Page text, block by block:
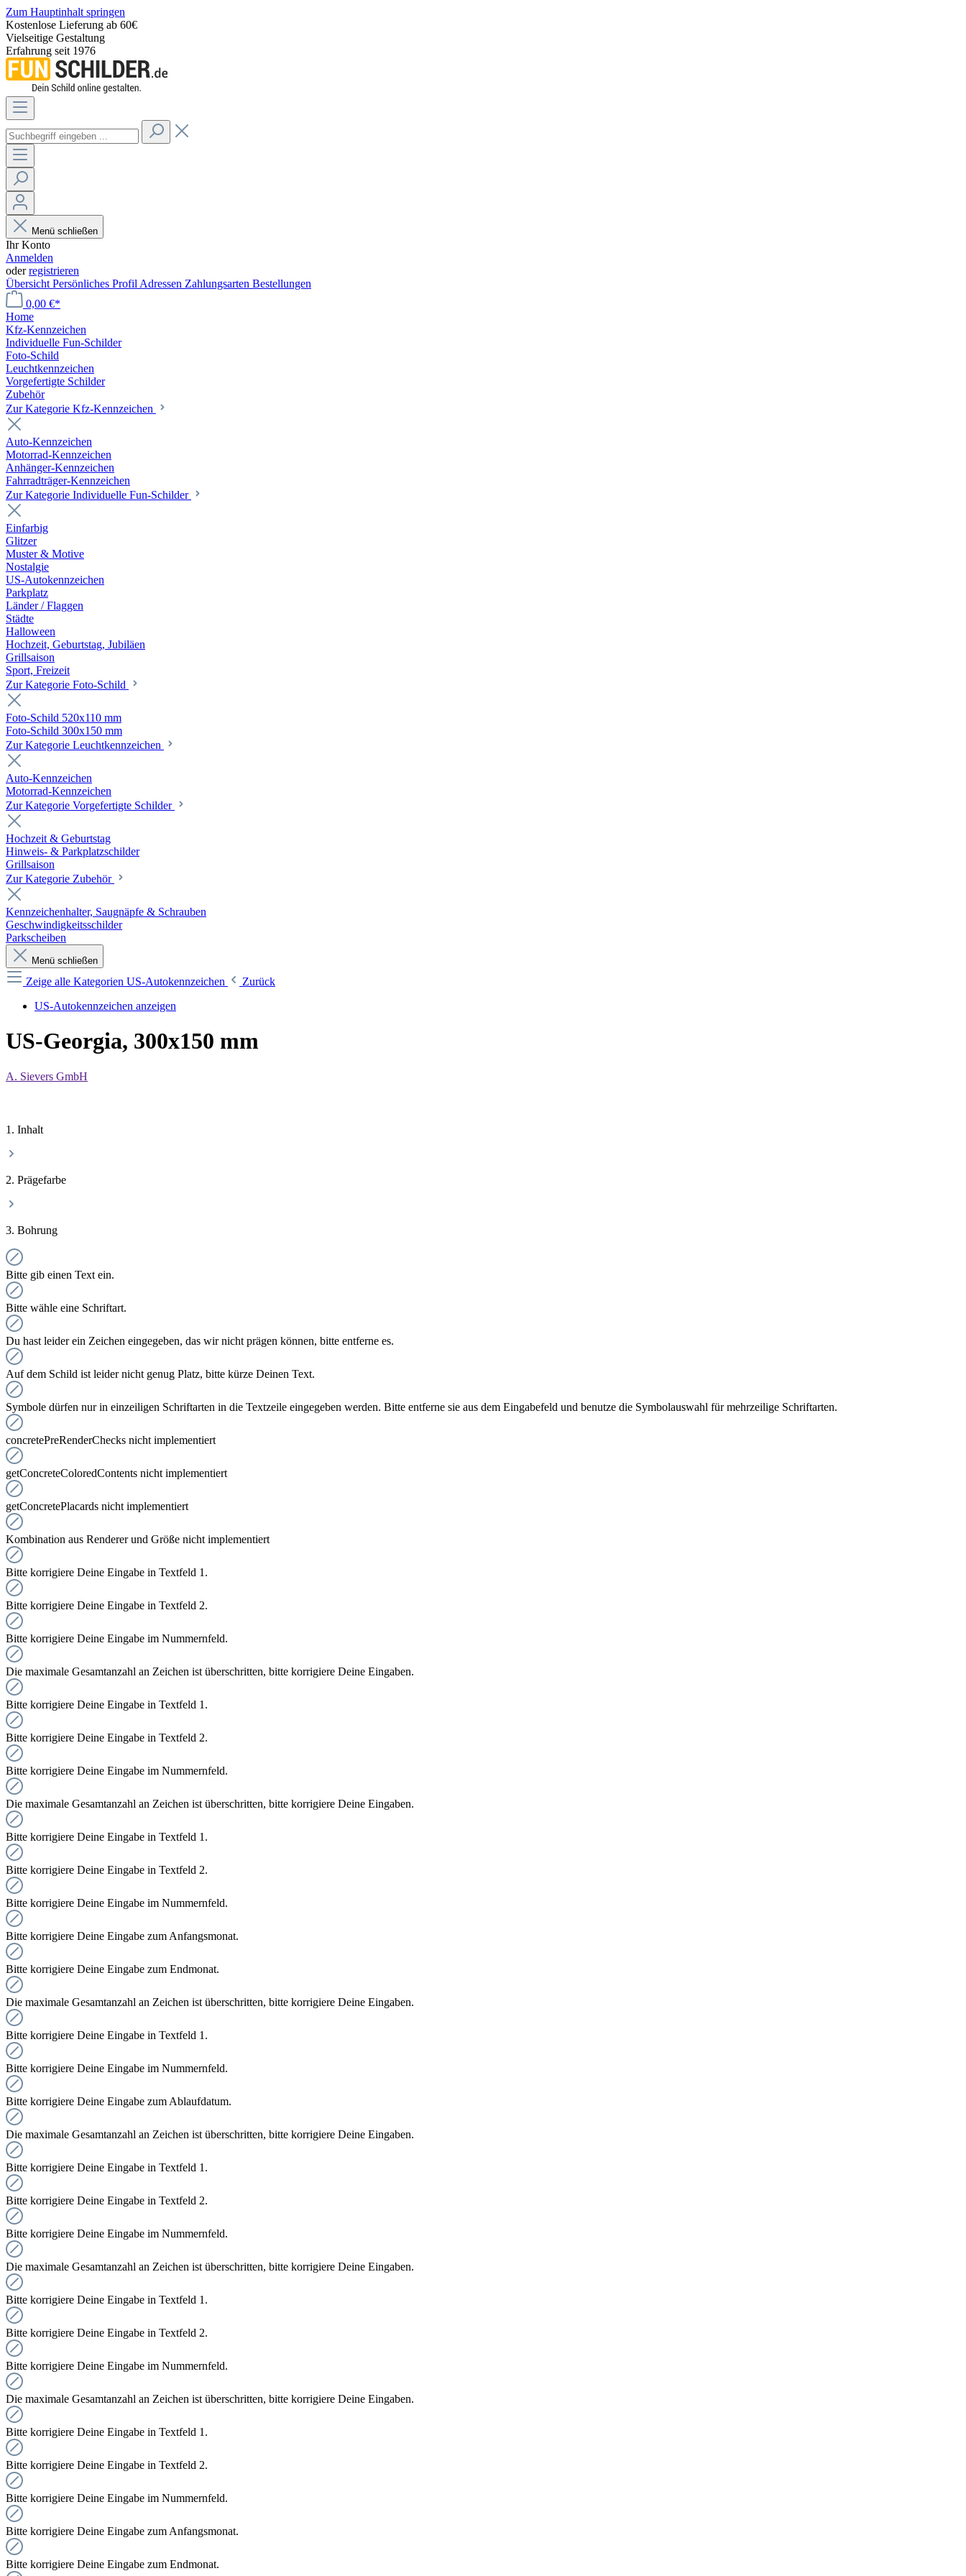
Zum Hauptinhalt springen
Kostenlose Lieferung ab 60€
Vielseitige Gestaltung
Erfahrung seit 1976
Menü schließen
Ihr Konto
Anmelden
oderregistrieren
Übersicht Persönliches Profil Adressen Zahlungsarten Bestellungen
0,00 €*
Home
Kfz-Kennzeichen
Individuelle Fun-Schilder
Foto-Schild
Leuchtkennzeichen
Vorgefertigte Schilder
Zubehör
Zur Kategorie Kfz-Kennzeichen
Auto-Kennzeichen
Motorrad-Kennzeichen
Anhänger-Kennzeichen
Fahrradträger-Kennzeichen
Zur Kategorie Individuelle Fun-Schilder
Einfarbig
Glitzer
Muster & Motive
Nostalgie
US-Autokennzeichen
Parkplatz
Länder / Flaggen
Städte
Halloween
Hochzeit, Geburtstag, Jubiläen
Grillsaison
Sport, Freizeit
Zur Kategorie Foto-Schild
Foto-Schild 520x110 mm
Foto-Schild 300x150 mm
Zur Kategorie Leuchtkennzeichen
Auto-Kennzeichen
Motorrad-Kennzeichen
Zur Kategorie Vorgefertigte Schilder
Hochzeit & Geburtstag
Hinweis- & Parkplatzschilder
Grillsaison
Zur Kategorie Zubehör
Kennzeichenhalter, Saugnäpfe & Schrauben
Geschwindigkeitsschilder
Parkscheiben
Menü schließen
Zeige alle Kategorien US-Autokennzeichen
Zurück
US-Autokennzeichen anzeigen
US-Georgia, 300x150 mm
A. Sievers GmbH
1. Inhalt
2. Prägefarbe
3. Bohrung
Bitte gib einen Text ein.
Bitte wähle eine Schriftart.
Du hast leider ein Zeichen eingegeben, das wir nicht prägen können, bitte entferne es.
Auf dem Schild ist leider nicht genug Platz, bitte kürze Deinen Text.
Symbole dürfen nur in einzeiligen Schriftarten in die Textzeile eingegeben werden. Bitte entferne sie aus dem Eingabefeld und benutze die Symbolauswahl für mehrzeilige Schriftarten.
concretePreRenderChecks nicht implementiert
getConcreteColoredContents nicht implementiert
getConcretePlacards nicht implementiert
Kombination aus Renderer und Größe nicht implementiert
Bitte korrigiere Deine Eingabe in Textfeld 1.
Bitte korrigiere Deine Eingabe in Textfeld 2.
Bitte korrigiere Deine Eingabe im Nummernfeld.
Die maximale Gesamtanzahl an Zeichen ist überschritten, bitte korrigiere Deine Eingaben.
Bitte korrigiere Deine Eingabe in Textfeld 1.
Bitte korrigiere Deine Eingabe in Textfeld 2.
Bitte korrigiere Deine Eingabe im Nummernfeld.
Die maximale Gesamtanzahl an Zeichen ist überschritten, bitte korrigiere Deine Eingaben.
Bitte korrigiere Deine Eingabe in Textfeld 1.
Bitte korrigiere Deine Eingabe in Textfeld 2.
Bitte korrigiere Deine Eingabe im Nummernfeld.
Bitte korrigiere Deine Eingabe zum Anfangsmonat.
Bitte korrigiere Deine Eingabe zum Endmonat.
Die maximale Gesamtanzahl an Zeichen ist überschritten, bitte korrigiere Deine Eingaben.
Bitte korrigiere Deine Eingabe in Textfeld 1.
Bitte korrigiere Deine Eingabe im Nummernfeld.
Bitte korrigiere Deine Eingabe zum Ablaufdatum.
Die maximale Gesamtanzahl an Zeichen ist überschritten, bitte korrigiere Deine Eingaben.
Bitte korrigiere Deine Eingabe in Textfeld 1.
Bitte korrigiere Deine Eingabe in Textfeld 2.
Bitte korrigiere Deine Eingabe im Nummernfeld.
Die maximale Gesamtanzahl an Zeichen ist überschritten, bitte korrigiere Deine Eingaben.
Bitte korrigiere Deine Eingabe in Textfeld 1.
Bitte korrigiere Deine Eingabe in Textfeld 2.
Bitte korrigiere Deine Eingabe im Nummernfeld.
Die maximale Gesamtanzahl an Zeichen ist überschritten, bitte korrigiere Deine Eingaben.
Bitte korrigiere Deine Eingabe in Textfeld 1.
Bitte korrigiere Deine Eingabe in Textfeld 2.
Bitte korrigiere Deine Eingabe im Nummernfeld.
Bitte korrigiere Deine Eingabe zum Anfangsmonat.
Bitte korrigiere Deine Eingabe zum Endmonat.